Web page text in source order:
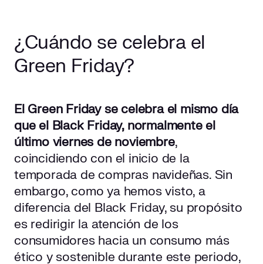
¿Cuándo se celebra el
Green Friday?
El Green Friday se celebra el mismo día
que el Black Friday, normalmente el
último viernes de noviembre,
coincidiendo con el inicio de la
temporada de compras navideñas. Sin
embargo, como ya hemos visto, a
diferencia del Black Friday, su propósito
es redirigir la atención de los
consumidores hacia un consumo más
ético y sostenible durante este periodo,